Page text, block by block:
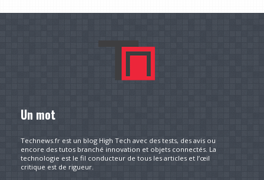
Un mot
Technews.fr est un blog High Tech avec des tests, des avis ou
encore des tutos branché innovation et objets connectés. La
technologie est le fil conducteur de tous les articles et l’œil
critique est de rigueur.